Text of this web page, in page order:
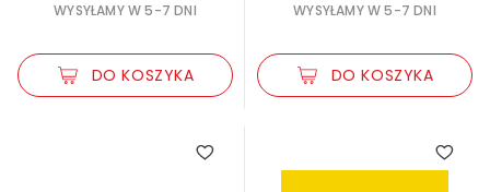
WYSYŁAMY W 5-7 DNI
DO KOSZYKA
WYSYŁAMY W 5-7 DNI
DO KOSZYKA